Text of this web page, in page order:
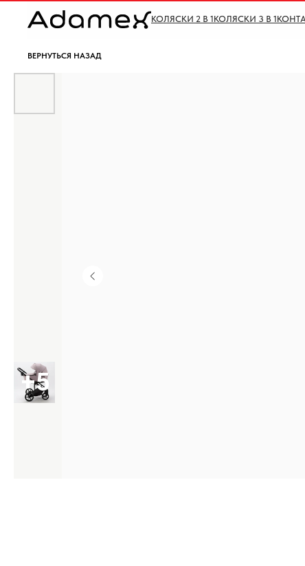
КОЛЯСКИ 2 В 1КОЛЯСКИ 3 В 1
ВЕРНУТЬСЯ НАЗАД